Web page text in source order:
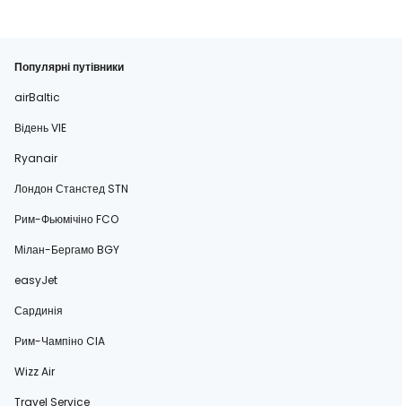
Популярні путівники
airBaltic
Відень VIE
Ryanair
Лондон Станстед STN
Рим-Фьюмічіно FCO
Мілан-Бергамо BGY
easyJet
Сардинія
Рим-Чампіно CIA
Wizz Air
Travel Service